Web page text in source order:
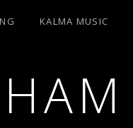
KALMA MUSIC